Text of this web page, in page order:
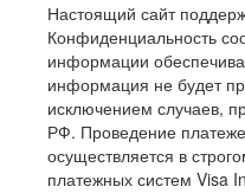
Настоящий сайт
Конфиденциальность
информации
информация не будет
исключением случаев,
РФ. Проведение
осуществляется в
платежных систем Visa